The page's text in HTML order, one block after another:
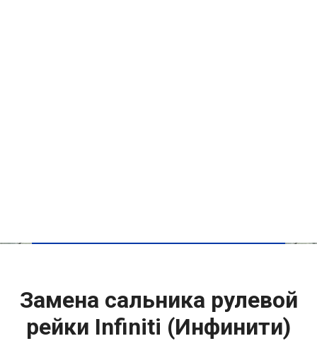
Замена сальника рулевой
рейки Infiniti (Инфинити)